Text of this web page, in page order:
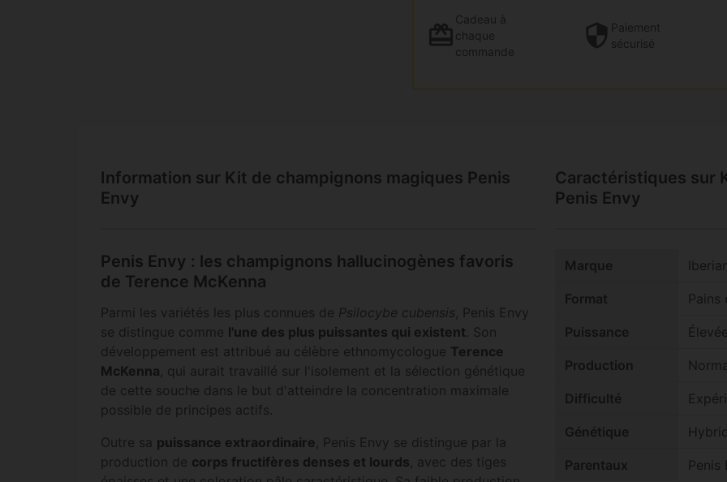
Cadeau à
chaque
commande
Paiement
sécurisé
Information sur Kit de champignons magiques Penis
Envy
Penis Envy : les champignons hallucinogènes favoris
de Terence McKenna
Parmi les variétés les plus connues de Psilocybe cubensis, Penis Envy
se distingue comme l'une des plus puissantes qui existent. Son
développement est attribué au célèbre ethnomycologue Terence
McKenna, qui aurait travaillé sur l'isolement et la sélection génétique
de cette souche dans le but d'atteindre la concentration maximale
possible de principes actifs.
Outre sa puissance extraordinaire, Penis Envy se distingue par la
production de corps fructifères denses et lourds, avec des tiges
Caractéristiques sur
Penis Envy
Marque
Format Pains
Puissance Élevée
Production Normal
Difficulté
Génétique
Parentaux Penis